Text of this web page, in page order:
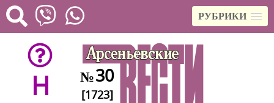
РУБРИКИ
H №30
[1723]